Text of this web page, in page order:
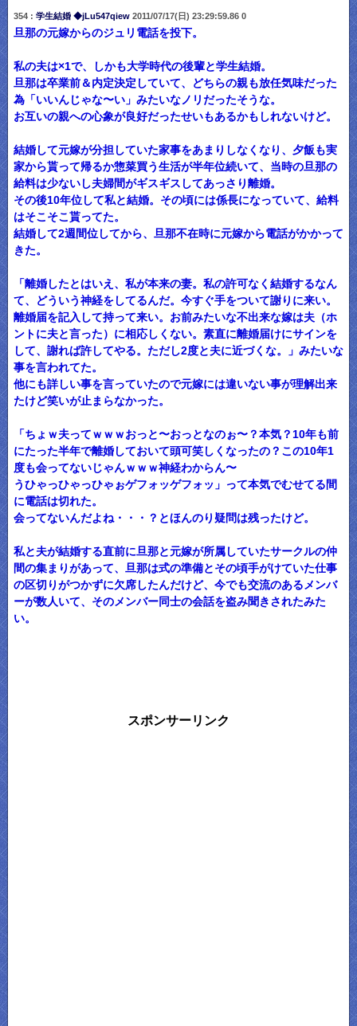
354 : 学生結婚 ◆jLu547qiew 2011/07/17(日) 23:29:59.86 0
旦那の元嫁からのジュリ電話を投下。
私の夫は×1で、しかも大学時代の後輩と学生結婚。
旦那は卒業前＆内定決定していて、どちらの親も放任気味だった
為「いいんじゃな〜い」みたいなノリだったそうな。
お互いの親への心象が良好だったせいもあるかもしれないけど。
結婚して元嫁が分担していた家事をあまりしなくなり、夕飯も実
家から貰って帰るか惣菜買う生活が半年位続いて、当時の旦那の
給料は少ないし夫婦間がギスギスしてあっさり離婚。
その後10年位して私と結婚。その頃には係長になっていて、給料
はそこそこ貰ってた。
結婚して2週間位してから、旦那不在時に元嫁から電話がかかって
きた。
「離婚したとはいえ、私が本来の妻。私の許可なく結婚するなん
て、どういう神経をしてるんだ。今すぐ手をついて謝りに来い。
離婚届を記入して持って来い。お前みたいな不出来な嫁は夫（ホ
ントに夫と言った）に相応しくない。素直に離婚届けにサインを
して、謝れば許してやる。ただし2度と夫に近づくな。」みたいな
事を言われてた。
他にも詳しい事を言っていたので元嫁には違いない事が理解出来
たけど笑いが止まらなかった。
「ちょｗ夫ってｗｗｗおっと〜おっとなのぉ〜？本気？10年も前
にたった半年で離婚しておいて頭可笑しくなったの？この10年1
度も会ってないじゃんｗｗｗ神経わからん〜
うひゃっひゃっひゃぉゲフォッゲフォッ」って本気でむせてる間
に電話は切れた。
会ってないんだよね・・・？とほんのり疑問は残ったけど。
私と夫が結婚する直前に旦那と元嫁が所属していたサークルの仲
間の集まりがあって、旦那は式の準備とその頃手がけていた仕事
の区切りがつかずに欠席したんだけど、今でも交流のあるメンバ
ーが数人いて、そのメンバー同士の会話を盗み聞きされたみた
い。
スポンサーリンク